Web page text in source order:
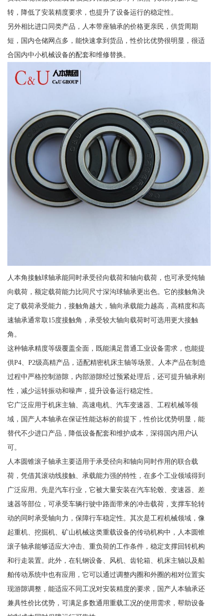
转，降低了安装精度要求，也提升了设备运行的稳定性。
另外相比进口同类产品，人本带座轴承的价格更亲民，供货周期
短，国内仓储网点多，能快速拿到货品，性价比优势很明显，很适
合国内中小机械设备的配套和维修替换。
人本角接触球轴承能同时承受径向载荷和轴向载荷，也可承受纯轴
向载荷，额定载荷能力比同尺寸深沟球轴承更出色。它的接触角决
定了载荷承受能力，接触角越大，轴向承载能力越高，高精度和高
速轴承通常取15度接触角，承受较大轴向载荷时可选用更大接触
角。
这种轴承精度等级覆盖全面，既能满足普通工业设备需求，也能提
供P4、P2级高精产品，适配精密机床主轴等场景。人本产品在制造
过程中严格控制游隙，内部游隙经过预紧处理后，还可提升轴承刚
性，减少运转振动和噪声，提升设备运行稳定性。
它广泛应用于机床主轴、高速电机、汽车变速器、工程机械等领
域，国产人本轴承在保证性能达标的前提下，性价比优势明显，能
替代不少进口产品，降低设备配套和维护成本，深得国内用户认
可。
人本圆锥滚子轴承主要适用于承受径向和轴向同时作用的联合载
荷，凭借其滚动线接触、承载能力强的特性，在多个工业领域得到
广泛应用。先是汽车行业，它被大量安装在汽车轮毂、变速器、差
速器等部位，可承受车辆行驶中路面带来的冲击载荷，支撑车轮转
动的同时承受轴向力，保障行车稳定性。其次是工程机械领域，像
起重机、挖掘机、矿山机械这类重载设备的传动机构中，人本圆锥
滚子轴承能够适应大冲击、重负荷的工作条件，稳定支撑回转机构
和行走装置。此外，在轧钢设备、风机、齿轮箱、机床主轴以及船
舶传动系统中也有应用，它可以通过调整内圈和外圈的相对位置实
现游隙调整，能适应不同工况对安装精度的要求，国产人本轴承还
兼具性价比优势，可满足多数通用重载工况的使用需求，帮助设备